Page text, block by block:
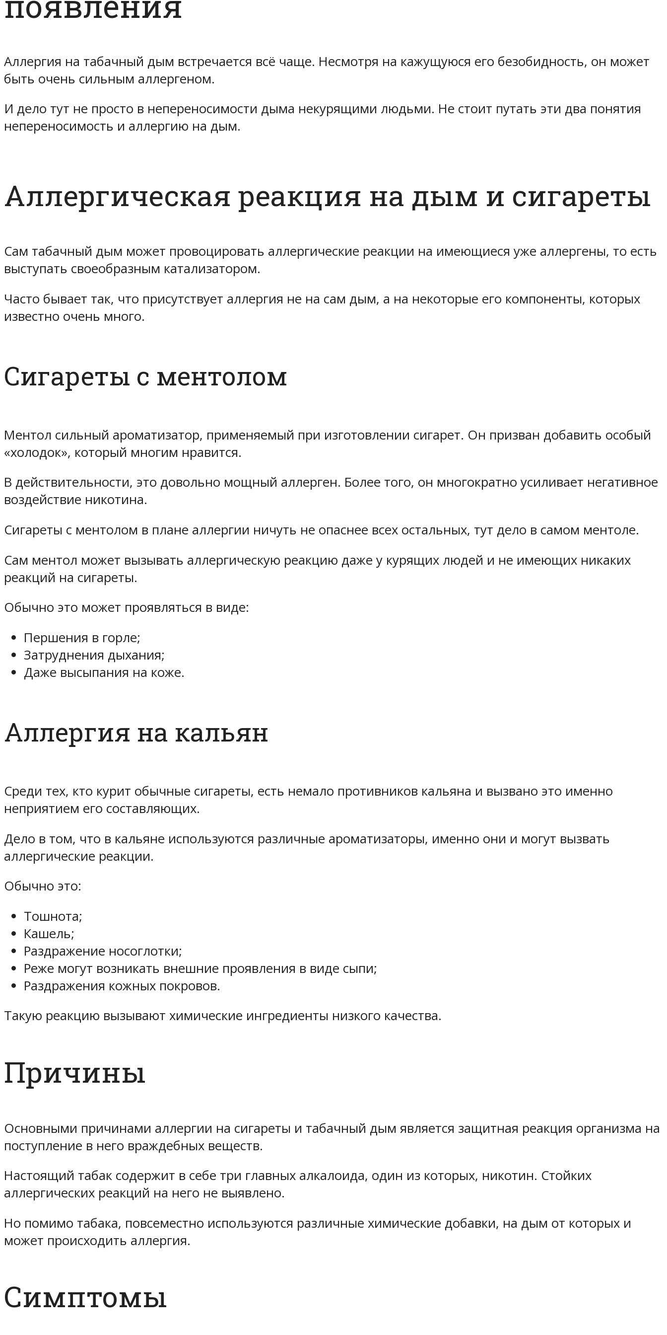
Аллергия на табачный дым встречается всё чаще. Несмотря на кажущуюся его безобидность, он может
быть очень сильным аллергеном.
И дело тут не просто в непереносимости дыма некурящими людьми. Не стоит путать эти два понятия
непереносимость и аллергию на дым.
Аллергическая реакция на дым и сигареты
Сам табачный дым может провоцировать аллергические реакции на имеющиеся уже аллергены, то есть
выступать своеобразным катализатором.
Часто бывает так, что присутствует аллергия не на сам дым, а на некоторые его компоненты, которых
известно очень много.
Сигареты с ментолом
Ментол сильный ароматизатор, применяемый при изготовлении сигарет. Он призван добавить особый
«холодок», который многим нравится.
В действительности, это довольно мощный аллерген. Более того, он многократно усиливает негативное
воздействие никотина.
Сигареты с ментолом в плане аллергии ничуть не опаснее всех остальных, тут дело в самом ментоле.
Сам ментол может вызывать аллергическую реакцию даже у курящих людей и не имеющих никаких
реакций на сигареты.
Обычно это может проявляться в виде:
Першения в горле;
Затруднения дыхания;
Даже высыпания на коже.
Аллергия на кальян
Среди тех, кто курит обычные сигареты, есть немало противников кальяна и вызвано это именно
неприятием его составляющих.
Дело в том, что в кальяне используются различные ароматизаторы, именно они и могут вызвать
аллергические реакции.
Обычно это:
Тошнота;
Кашель;
Раздражение носоглотки;
Реже могут возникать внешние проявления в виде сыпи;
Раздражения кожных покровов.
Такую реакцию вызывают химические ингредиенты низкого качества.
Причины
Основными причинами аллергии на сигареты и табачный дым является защитная реакция организма на
поступление в него враждебных веществ.
Настоящий табак содержит в себе три главных алкалоида, один из которых, никотин. Стойких
аллергических реакций на него не выявлено.
Но помимо табака, повсеместно используются различные химические добавки, на дым от которых и
может происходить аллергия.
Симптомы